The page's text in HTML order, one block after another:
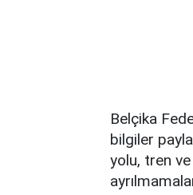
Belçika
bilgiler
yolu, tren